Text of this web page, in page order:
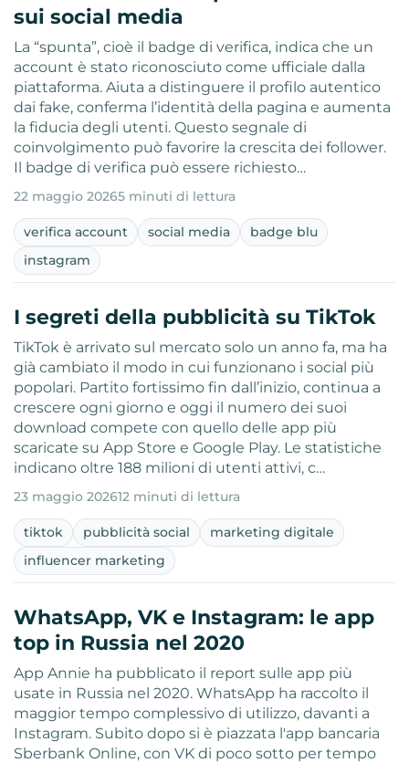
sui social media
La “spunta”, cioè il badge di verifica, indica che un
account è stato riconosciuto come ufficiale dalla
piattaforma. Aiuta a distinguere il profilo autentico
dai fake, conferma l’identità della pagina e aumenta
la fiducia degli utenti. Questo segnale di
coinvolgimento può favorire la crescita dei follower.
Il badge di verifica può essere richiesto…
22 maggio 20265 minuti di lettura
verifica account social media
badge blu
instagram
I segreti della pubblicità su TikTok
TikTok è arrivato sul mercato solo un anno fa, ma ha
già cambiato il modo in cui funzionano i social più
popolari. Partito fortissimo fin dall’inizio, continua a
crescere ogni giorno e oggi il numero dei suoi
download compete con quello delle app più
scaricate su App Store e Google Play. Le statistiche
indicano oltre 188 milioni di utenti attivi, c…
23 maggio 202612 minuti di lettura
tiktok pubblicità social
marketing digitale
influencer marketing
WhatsApp, VK e Instagram: le app
top in Russia nel 2020
App Annie ha pubblicato il report sulle app più
usate in Russia nel 2020. WhatsApp ha raccolto il
maggior tempo complessivo di utilizzo, davanti a
Instagram. Subito dopo si è piazzata l'app bancaria
Sberbank Online, con VK di poco sotto per tempo